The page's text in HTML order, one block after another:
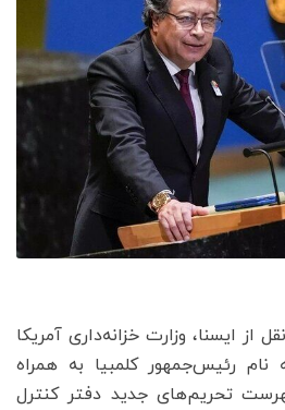
از ایسنا، وزارت خزانه‌داری آمریکا
نام رئیس‌جمهور کلمبیا به همراه
تحریم‌های جدید دفتر کنترل